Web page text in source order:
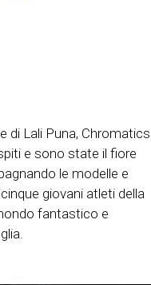
di Lali Puna, Chromatics
e sono state il fiore
le modelle e
giovani atleti della
fantastico e